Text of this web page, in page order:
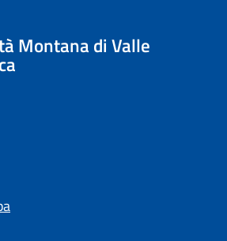
Montana di Valle